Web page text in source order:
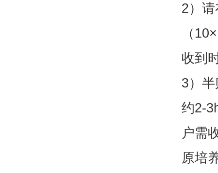
2）
（
收到
3）
约2-
户需
原培